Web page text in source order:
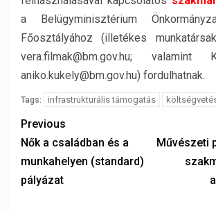
a Belügyminisztérium
Főosztályához (illetékes
vera.filmak@bm.gov.hu; valamint
aniko.kukely@bm.gov.hu) fordulhatnak.
Tags: infrastrukturális támogatás
Previous
Nők a családban és a
munkahelyen (standard)
pályázat
Művészeti